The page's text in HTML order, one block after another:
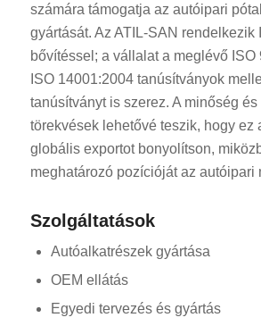
számára támogatja az autóipari
gyártását. Az ATIL-SAN rendelkezik
bővítéssel; a vállalat a meglévő ISO
ISO 14001:2004 tanúsítványok
tanúsítványt is szerez. A minőség
törekvések lehetővé teszik, hogy ez
globális exportot bonyolítson,
meghatározó pozícióját az autóipari
Szolgáltatások
Autóalkatrészek gyártása
OEM ellátás
Egyedi tervezés és gyártás